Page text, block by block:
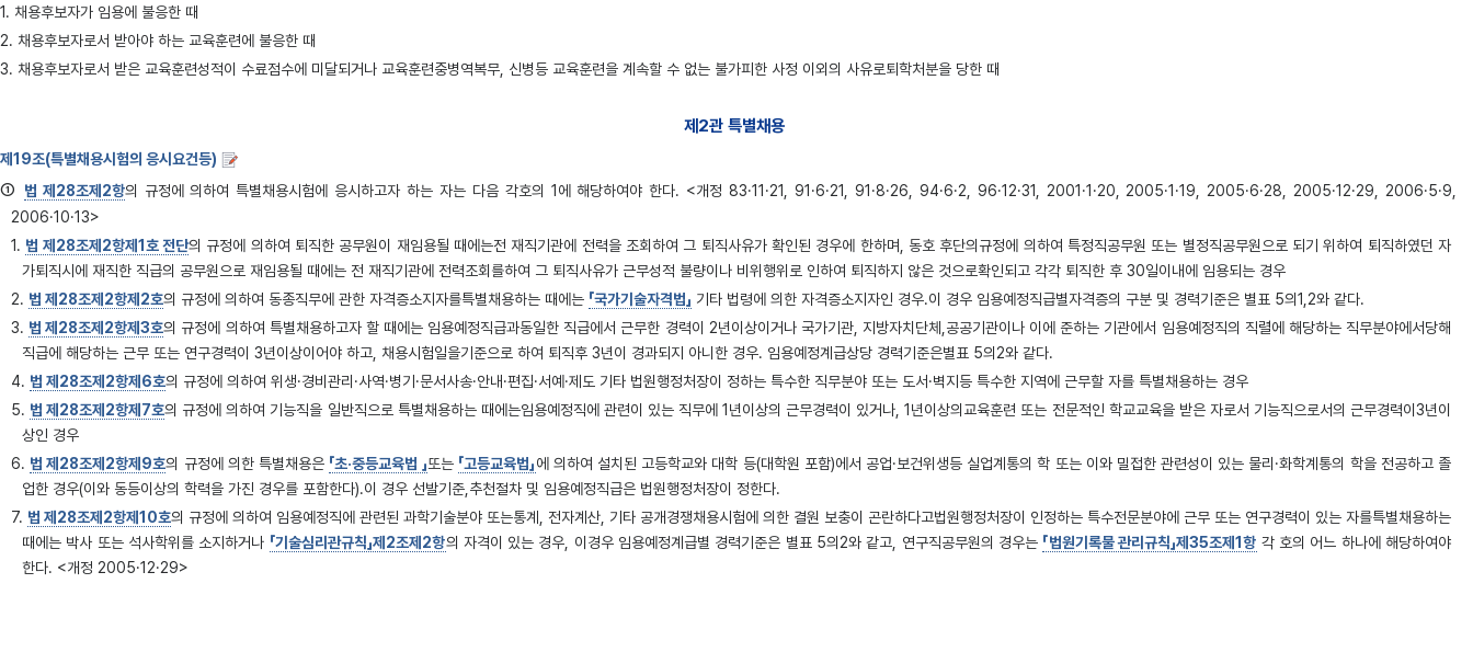
1. 채용후보자가 임용에 불응한 때
2. 채용후보자로서 받아야 하는 교육훈련에 불응한 때
3. 채용후보자로서 받은 교육훈련성적이 수료점수에 미달되거나 교육훈련중병역복무, 신병등 교육훈련을 계속할 수 없는 불가피한 사정 이외의 사유로퇴학처분을 당한 때
제2관 특별채용
제19조(특별채용시험의 응시요건등)
① 법 제28조제2항의 규정에 의하여 특별채용시험에 응시하고자 하는 자는 다음 각호의 1에 해당하여야 한다. <개정 83·11·21, 91·6·21, 91·8·26, 94·6·2, 96·12·31, 2001·1·20, 2005·1·19, 2005·6·28, 2005·12·29, 2006·5·9,
2006·10·13>
1. 법 제28조제2항제1호 전단의 규정에 의하여 퇴직한 공무원이 재임용될 때에는전 재직기관에 전력을 조회하여 그 퇴직사유가 확인된 경우에 한하며, 동호 후단의규정에 의하여 특정직공무원 또는 별정직공무원으로 되기 위하여 퇴직하였던 자
가퇴직시에 재직한 직급의 공무원으로 재임용될 때에는 전 재직기관에 전력조회를하여 그 퇴직사유가 근무성적 불량이나 비위행위로 인하여 퇴직하지 않은 것으로확인되고 각각 퇴직한 후 30일이내에 임용되는 경우
2. 법 제28조제2항제2호의 규정에 의하여 동종직무에 관한 자격증소지자를특별채용하는 때에는 「국가기술자격법」 기타 법령에 의한 자격증소지자인 경우.이 경우 임용예정직급별자격증의 구분 및 경력기준은 별표 5의1, 2와 같다.
3. 법 제28조제2항제3호의 규정에 의하여 특별채용하고자 할 때에는 임용예정직급과동일한 직급에서 근무한 경력이 2년이상이거나 국가기관, 지방자치단체,공공기관이나 이에 준하는 기관에서 임용예정직의 직렬에 해당하는 직무분야에서당해
직급에 해당하는 근무 또는 연구경력이 3년이상이어야 하고, 채용시험일을기준으로 하여 퇴직후 3년이 경과되지 아니한 경우. 임용예정계급상당 경력기준은별표 5의2와 같다.
4. 법 제28조제2항제6호의 규정에 의하여 위생·경비관리·사역·병기·문서사송·안내·편집·서예·제도 기타 법원행정처장이 정하는 특수한 직무분야 또는 도서·벽지등 특수한 지역에 근무할 자를 특별채용하는 경우
5. 법 제28조제2항제7호의 규정에 의하여 기능직을 일반직으로 특별채용하는 때에는임용예정직에 관련이 있는 직무에 1년이상의 근무경력이 있거나, 1년이상의교육훈련 또는 전문적인 학교교육을 받은 자로서 기능직으로서의 근무경력이3년이
상인 경우
6. 법 제28조제2항제9호의 규정에 의한 특별채용은 「초·중등교육법 」또는 「고등교육법」에 의하여 설치된 고등학교와 대학 등(대학원 포함)에서 공업·보건위생등 실업계통의 학 또는 이와 밀접한 관련성이 있는 물리·화학계통의 학을 전공하고 졸
업한 경우(이와 동등이상의 학력을 가진 경우를 포함한다).이 경우 선발기준,추천절차 및 임용예정직급은 법원행정처장이 정한다.
7. 법 제28조제2항제10호의 규정에 의하여 임용예정직에 관련된 과학기술분야 또는통계, 전자계산, 기타 공개경쟁채용시험에 의한 결원 보충이 곤란하다고법원행정처장이 인정하는 특수전문분야에 근무 또는 연구경력이 있는 자를특별채용하는
때에는 박사 또는 석사학위를 소지하거나 「기술심리관규칙」제2조제2항의 자격이 있는 경우, 이경우 임용예정계급별 경력기준은 별표 5의2와 같고, 연구직공무원의 경우는 「법원기록물 관리규칙」제35조제1항 각 호의 어느 하나에 해당하여야
한다. <개정 2005·12·29>